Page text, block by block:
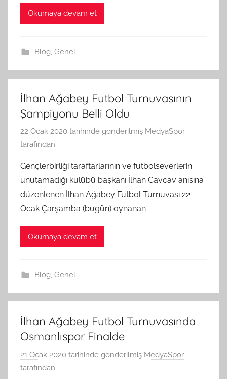
Okumaya devam et
Blog Genel
İlhan Ağabey Futbol Turnuvasının
Şampiyonu Belli Oldu
22 Ocak 2020 tarihinde gönderilmiş MedyaSpor
tarafından
Gençlerbirliği taraftarlarının ve futbolseverlerin
unutamadığı kulübü başkanı İlhan Cavcav anısına
düzenlenen İlhan Ağabey Futbol Turnuvası 22
Ocak Çarşamba (bugün) oynanan
Okumaya devam et
Blog, Genel
İlhan Ağabey Futbol Turnuvasında
Osmanlıspor Finalde
21 Ocak 2020 tarihinde gönderilmiş MedyaSpor
tarafından